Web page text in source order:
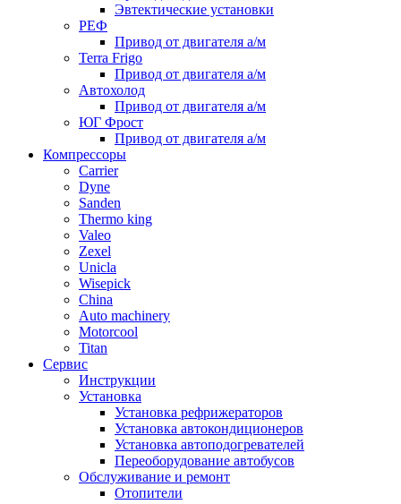
Эвтектические установки
РЕФ
Привод от двигателя а/м
Terra Frigo
Привод от двигателя а/м
Автохолод
Привод от двигателя а/м
ЮГ Фрост
Привод от двигателя а/м
Компрессоры
Carrier
Dyne
Sanden
Thermo king
Valeo
Zexel
Unicla
Wisepick
China
Auto machinery
Motorcool
Titan
Сервис
Инструкции
Установка
Установка рефрижераторов
Установка автокондиционеров
Установка автоподогревателей
Переоборудование автобусов
Обслуживание и ремонт
Отопители